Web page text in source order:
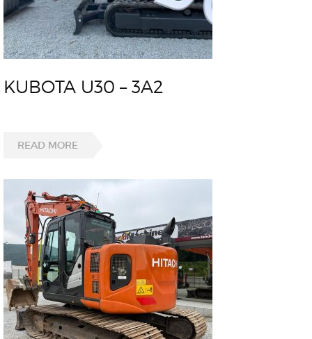
KUBOTA U30 – 3A2
READ MORE